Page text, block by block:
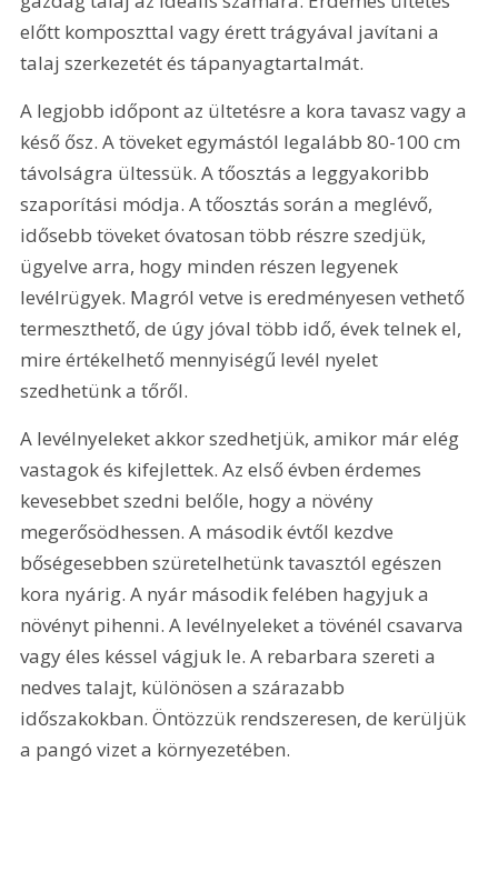
előtt komposzttal vagy érett trágyával javítani a
talaj szerkezetét és tápanyagtartalmát.
A legjobb időpont az ültetésre a kora tavasz vagy a
késő ősz. A töveket egymástól legalább 80-100 cm
távolságra ültessük. A tőosztás a leggyakoribb
szaporítási módja. A tőosztás során a meglévő,
idősebb töveket óvatosan több részre szedjük,
ügyelve arra, hogy minden részen legyenek
levélrügyek. Magról vetve is eredményesen vethető
termeszthető, de úgy jóval több idő, évek telnek el,
mire értékelhető mennyiségű levél nyelet
szedhetünk a tőről.
A levélnyeleket akkor szedhetjük, amikor már elég
vastagok és kifejlettek. Az első évben érdemes
kevesebbet szedni belőle, hogy a növény
megerősödhessen. A második évtől kezdve
bőségesebben szüretelhetünk tavasztól egészen
kora nyárig. A nyár második felében hagyjuk a
növényt pihenni. A levélnyeleket a tövénél csavarva
vagy éles késsel vágjuk le. A rebarbara szereti a
nedves talajt, különösen a szárazabb
időszakokban. Öntözzük rendszeresen, de kerüljük
a pangó vizet a környezetében.